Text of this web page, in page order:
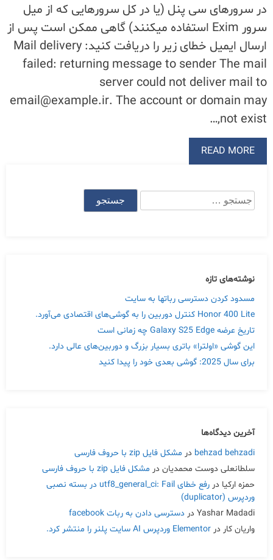
در سرورهای سی پنل (یا در کل سرورهایی که از میل
سرور Exim استفاده میکنند) گاهی ممکن است پس از
ارسال ایمیل خطای زیر را دریافت کنید: Mail delivery
failed: returning message to sender The mail
server could not deliver mail to
email@example.ir. The account or domain may
not exist,…
READ MORE
جستجو
برای:
نوشته‌های تازه
مسدود کردن دسترسی رباتها به سایت
Honor 400 Lite کنترل دوربین را به گوشی‌های اقتصادی می‌آورد.
تاریخ عرضه Galaxy S25 Edge چه زمانی است
این گوشی «اولترا» باتری بسیار بزرگ و دوربین‌های عالی دارد.
برای سال 2025: گوشی بعدی خود را پیدا کنید
آخرین دیدگاه‌ها
behzad behzadi در مشکل فایل zip با حروف فارسی
سلطانعلی دوست محمدیان در مشکل فایل zip با حروف فارسی
حمزه ارکیا در
رفع خطای utf8_general_ci: Fail در بسته نصبی
وردپرس (duplicator)
Yashar Madadi در دسترسی دادن به ربات facebook
واریان کار در Elementor وردپرس AI سایت پلنر را منتشر کرد.